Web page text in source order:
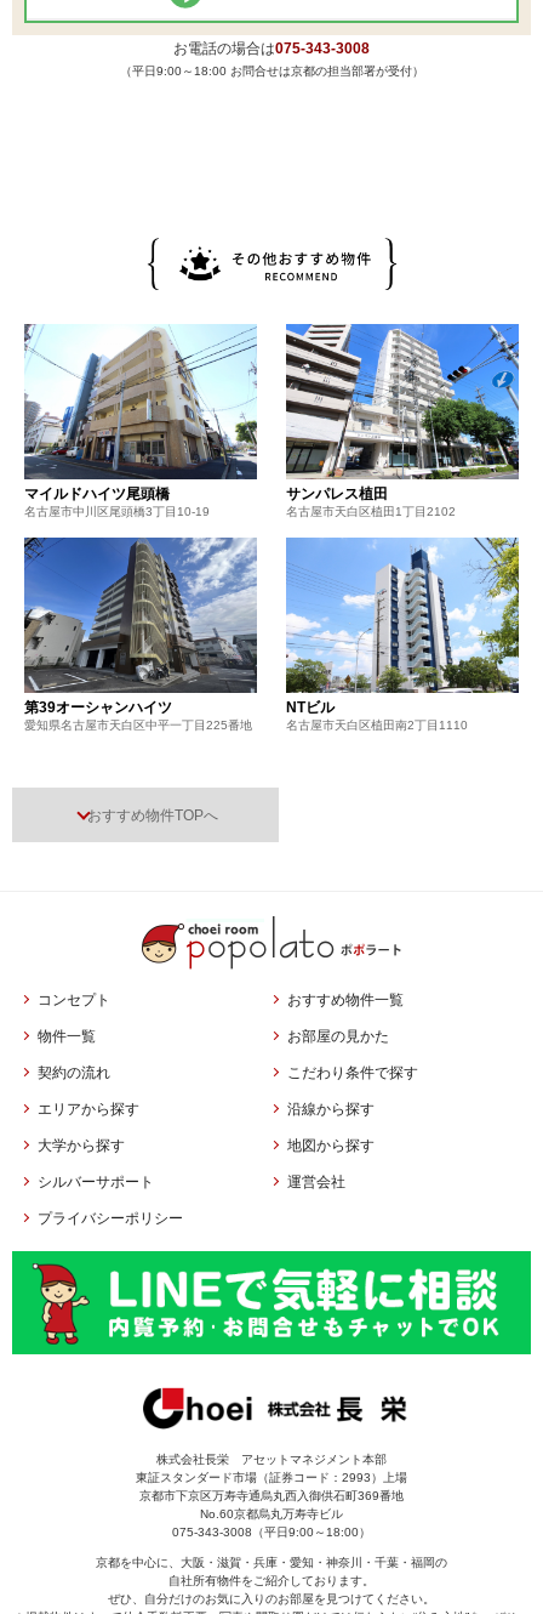
お電話の場合は075-343-3008
（平日9:00～18:00 お問合せは京都の担当部署が受付）
マイルドハイツ尾頭橋
名古屋市中川区尾頭橋3丁目10-19
サンパレス植田
名古屋市天白区植田1丁目2102
第39オーシャンハイツ
愛知県名古屋市天白区中平一丁目225番地
NTビル
名古屋市天白区植田南2丁目1110
おすすめ物件TOPへ
コンセプト おすすめ物件一覧
物件一覧 お部屋の見かた
契約の流れ こだわり条件で探す
エリアから探す 沿線から探す
大学から探す 地図から探す
シルバーサポート 運営会社
プライバシーポリシー
株式会社長栄 アセットマネジメント本部
東証スタンダード市場（証券コード：2993）上場
京都市下京区万寿寺通烏丸西入御供石町369番地
No.60京都烏丸万寿寺ビル
075-343-3008（平日9:00～18:00）
京都を中心に、大阪・滋賀・兵庫・愛知・神奈川・千葉・福岡の
自社所有物件をご紹介しております。
ぜひ、自分だけのお気に入りのお部屋を見つけてください。